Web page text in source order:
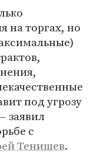
на торгах, но
под угрозу
заявил
с
Тенишев.